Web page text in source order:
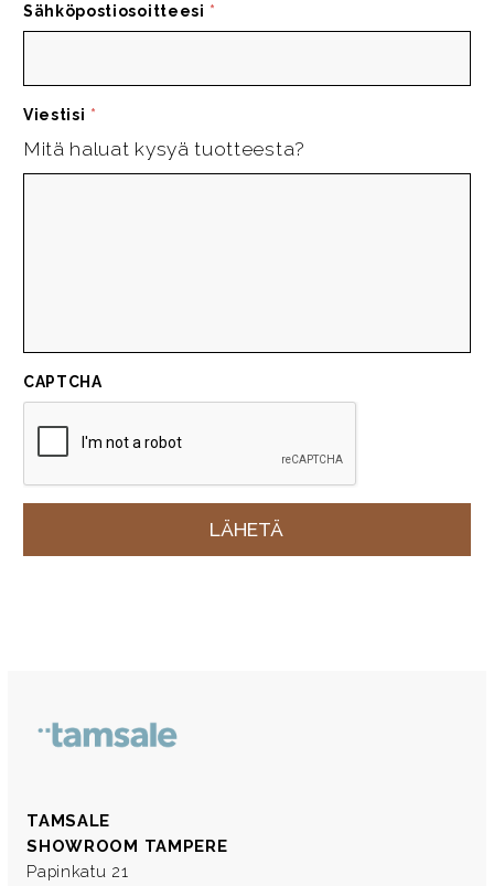
Sähköpostiosoitteesi *
Viestisi *
Mitä haluat kysyä tuotteesta?
CAPTCHA
TAMSALE
SHOWROOM TAMPERE
Papinkatu 21